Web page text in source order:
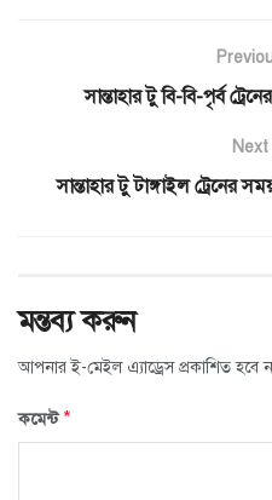
সান্তাহার টু বি-বি-পৃর্ব
সান্তাহার টু টাঙ্গাইল ট্রেনের
মন্তব্য করুন
আপনার ই-মেইল এ্যাড্রেস প্রকাশিত হবে
কমেন্ট*